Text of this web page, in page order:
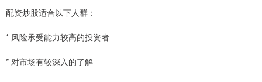
配资炒股适合以下人群：
* 风险承受能力较高的投资者
* 对市场有较深入的了解